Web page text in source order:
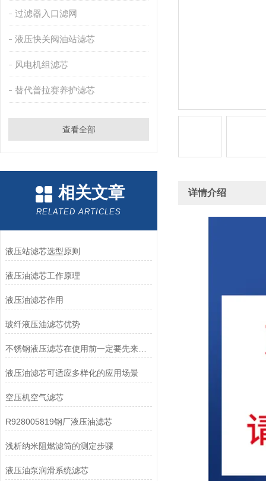
过滤器入口滤网
液压快关阀油站滤芯
风电机组滤芯
替代普拉赛养护滤芯
查看全部
相关文章
RELATED ARTICLES
液压站滤芯选型原则
液压油滤芯工作原理
液压油滤芯作用
玻纤液压油滤芯优势
不锈钢液压滤芯在使用前一定要先来了解下这些
液压油滤芯可适应多样化的应用场景
空压机空气滤芯
R928005819钢厂液压油滤芯
浅析纳米阻燃滤筒的测定步骤
液压油泵润滑系统滤芯
详情介绍